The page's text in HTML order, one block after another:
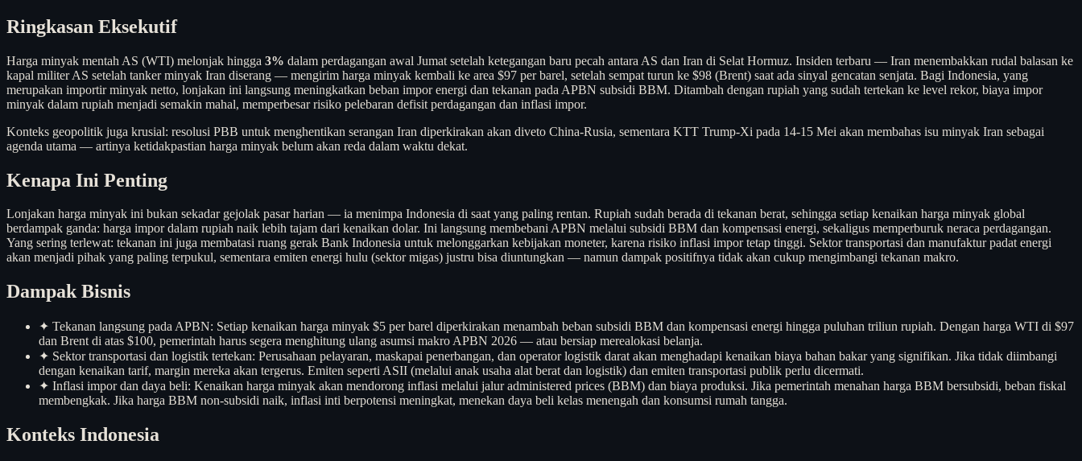
Ringkasan Eksekutif
Harga minyak mentah AS (WTI) melonjak hingga 3% dalam perdagangan awal Jumat setelah ketegangan baru pecah antara AS dan Iran di Selat Hormuz. Insiden terbaru — Iran menembakkan rudal balasan ke
kapal militer AS setelah tanker minyak Iran diserang — mengirim harga minyak kembali ke area $97 per barel, setelah sempat turun ke $98 (Brent) saat ada sinyal gencatan senjata. Bagi Indonesia, yang
merupakan importir minyak netto, lonjakan ini langsung meningkatkan beban impor energi dan tekanan pada APBN subsidi BBM. Ditambah dengan rupiah yang sudah tertekan ke level rekor, biaya impor
minyak dalam rupiah menjadi semakin mahal, memperbesar risiko pelebaran defisit perdagangan dan inflasi impor.
Konteks geopolitik juga krusial: resolusi PBB untuk menghentikan serangan Iran diperkirakan akan diveto China-Rusia, sementara KTT Trump-Xi pada 14-15 Mei akan membahas isu minyak Iran sebagai
agenda utama — artinya ketidakpastian harga minyak belum akan reda dalam waktu dekat.
Kenapa Ini Penting
Lonjakan harga minyak ini bukan sekadar gejolak pasar harian — ia menimpa Indonesia di saat yang paling rentan. Rupiah sudah berada di tekanan berat, sehingga setiap kenaikan harga minyak global
berdampak ganda: harga impor dalam rupiah naik lebih tajam dari kenaikan dolar. Ini langsung membebani APBN melalui subsidi BBM dan kompensasi energi, sekaligus memperburuk neraca perdagangan.
Yang sering terlewat: tekanan ini juga membatasi ruang gerak Bank Indonesia untuk melonggarkan kebijakan moneter, karena risiko inflasi impor tetap tinggi. Sektor transportasi dan manufaktur padat energi
akan menjadi pihak yang paling terpukul, sementara emiten energi hulu (sektor migas) justru bisa diuntungkan — namun dampak positifnya tidak akan cukup mengimbangi tekanan makro.
Dampak Bisnis
✦ Tekanan langsung pada APBN: Setiap kenaikan harga minyak $5 per barel diperkirakan menambah beban subsidi BBM dan kompensasi energi hingga puluhan triliun rupiah. Dengan harga WTI di $97
dan Brent di atas $100, pemerintah harus segera menghitung ulang asumsi makro APBN 2026 — atau bersiap merealokasi belanja.
✦ Sektor transportasi dan logistik tertekan: Perusahaan pelayaran, maskapai penerbangan, dan operator logistik darat akan menghadapi kenaikan biaya bahan bakar yang signifikan. Jika tidak diimbangi
dengan kenaikan tarif, margin mereka akan tergerus. Emiten seperti ASII (melalui anak usaha alat berat dan logistik) dan emiten transportasi publik perlu dicermati.
✦ Inflasi impor dan daya beli: Kenaikan harga minyak akan mendorong inflasi melalui jalur administered prices (BBM) dan biaya produksi. Jika pemerintah menahan harga BBM bersubsidi, beban fiskal
membengkak. Jika harga BBM non-subsidi naik, inflasi inti berpotensi meningkat, menekan daya beli kelas menengah dan konsumsi rumah tangga.
Konteks Indonesia